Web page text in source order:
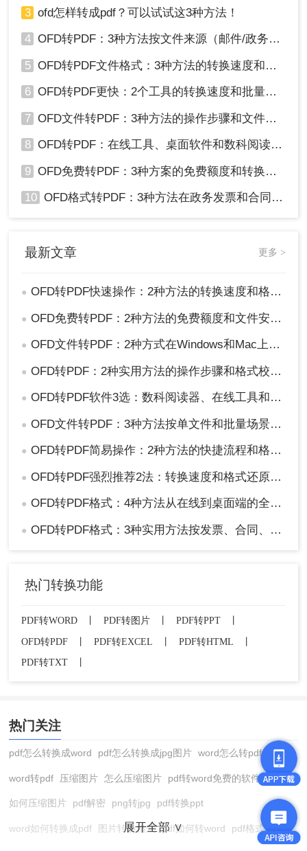
3 ofd怎样转成pdf？可以试试这3种方法！
4 OFD转PDF：3种方法按文件来源（邮件/政务平台/扫描件）选！
5 OFD转PDF文件格式：3种方法的转换速度和格式保留对比！
6 OFD转PDF更快：2个工具的转换速度和批量处理能力对比！
7 OFD文件转PDF：3种方法的操作步骤和文件大小限制！
8 OFD转PDF：在线工具、桌面软件和数科阅读器，哪个更适合你！
9 OFD免费转PDF：3种方案的免费额度和转换效果实测！
10 OFD格式转PDF：3种方法在政务发票和合同上的转换精度差异！
最新文章 更多 >
● OFD转PDF快速操作：2种方法的转换速度和格式完整性对比！
● OFD免费转PDF：2种方法的免费额度和文件安全对比！
● OFD文件转PDF：2种方式在Windows和Mac上的操作差异！
● OFD转PDF：2种实用方法的操作步骤和格式校验要点！
● OFD转PDF软件3选：数科阅读器、在线工具和专业转换器各适合谁！
● OFD文件转PDF：3种方法按单文件和批量场景选！
● OFD转PDF简易操作：2种方法的快捷流程和格式校验！
● OFD转PDF强烈推荐2法：转换速度和格式还原度实测！
● OFD转PDF格式：4种方法从在线到桌面端的全路径对比！
● OFD转PDF格式：3种实用方法按发票、合同、报告3种文件选！
热门转换功能
PDF转WORD 丨 PDF转图片 丨 PDF转PPT
丨
OFD转PDF
丨 PDF转EXCEL 丨 PDF转HTML
丨
PDF转TXT
热门关注
pdf怎么转换成word pdf怎么转换成jpg图片 word怎么转pdf
word转pdf 压缩图片 怎么压缩图片 pdf转word免费的软件
如何压缩图片 pdf解密 png转jpg pdf转换ppt
word如何转换成pdf 图片转换格式 pdf如何转word pdf格式转换
展开全部 ∨